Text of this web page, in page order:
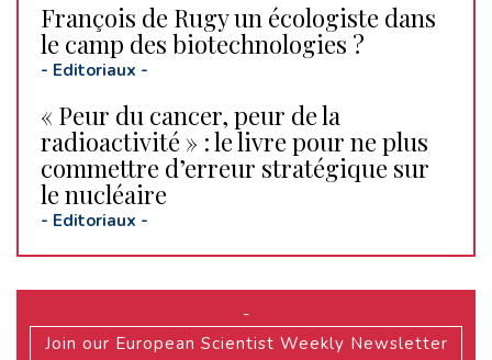
François de Rugy un écologiste dans
le camp des biotechnologies ?
- Editoriaux -
« Peur du cancer, peur de la
radioactivité » : le livre pour ne plus
commettre d’erreur stratégique sur
le nucléaire
- Editoriaux -
-
Join our European Scientist Weekly Newsletter